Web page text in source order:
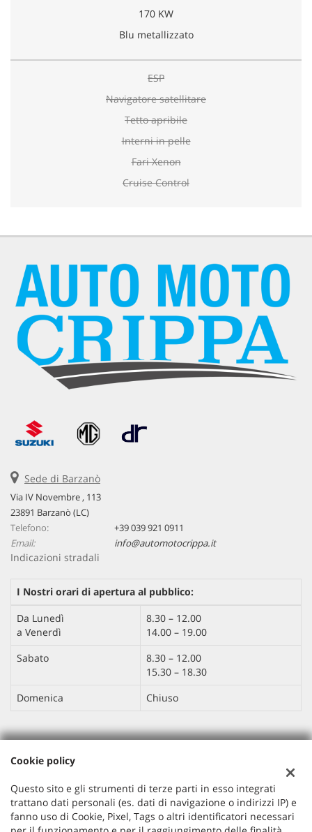
170 KW
Blu metallizzato
ESP
Navigatore satellitare
Tetto apribile
Interni in pelle
Fari Xenon
Cruise Control
Sede di Barzanò
Via IV Novembre , 113
23891 Barzanò (LC)
Telefono:
+39 039 921 0911
Email:
info@automotocrippa.it
Indicazioni stradali
I Nostri orari di apertura al pubblico:
Da Lunedì
a Venerdì
8.30 – 12.00
14.00 – 19.00
Sabato
8.30 – 12.00
15.30 – 18.30
Domenica
Chiuso
Dati fiscali:
AUTO MOTO CRIPPA SRL
Via IV Novembre , 113, Barzanò (LC)
C.F/P.IVA: 04263470132
Registro delle imprese: LC
Cookie policy
Questo sito e gli strumenti di terze parti in esso integrati
trattano dati personali (es. dati di navigazione o indirizzi IP) e
fanno uso di Cookie, Pixel, Tags o altri identificatori necessari